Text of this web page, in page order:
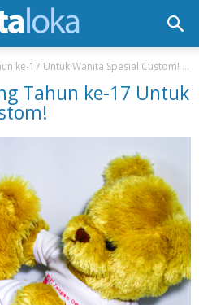
ke-17 Untuk Wanita Spesial Custom!
Tahun ke-17 Untuk